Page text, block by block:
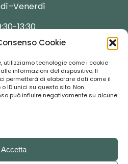
Cookie
utilizziamo tecnologie come i cookie
informazioni del dispositivo. Il
permetterà di elaborare dati come il
ID unici su questo sito. Non
può influire negativamente su alcune
Accetta
13:30
292237